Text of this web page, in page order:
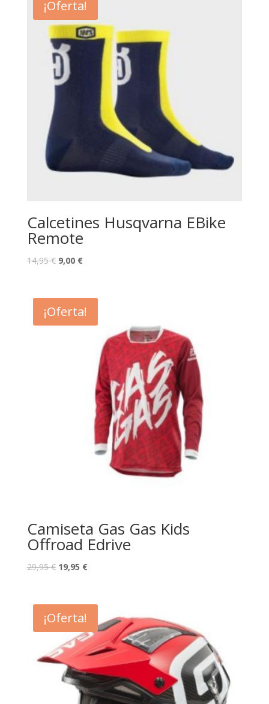
¡Oferta!
Calcetines Husqvarna EBike
Remote
14,95€ 9,00 €
¡Oferta!
Camiseta Gas Gas Kids
Offroad Edrive
29,95€ 19,95 €
¡Oferta!